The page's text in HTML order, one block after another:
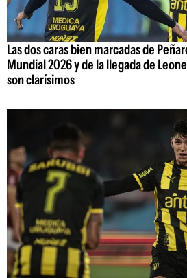
Las dos caras bien marcadas de
Mundial 2026 y de la llegada de
son clarísimos